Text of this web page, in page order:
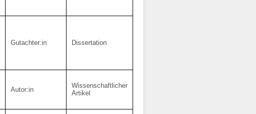
Gutachter:in Dissertation
Autor:in
Wissenschaftlicher
Artikel